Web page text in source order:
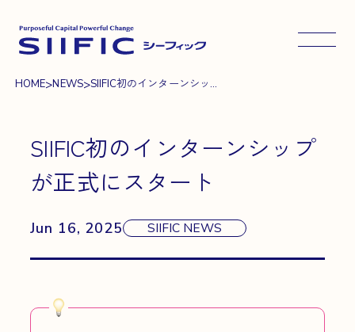
メニュ
HOME>NEWS>SIIFIC初のインターンシッ...
SIIFIC初のインターンシップ
が正式にスタート
Jun 16, 2025 SIIFIC NEWS